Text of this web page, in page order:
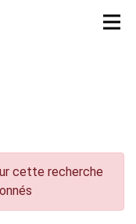
cette recherche